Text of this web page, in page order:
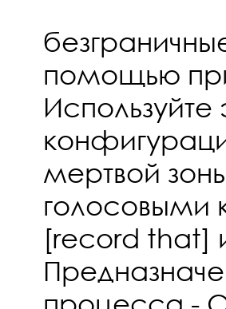
помощью
мертвой
голосовыми
[record that]